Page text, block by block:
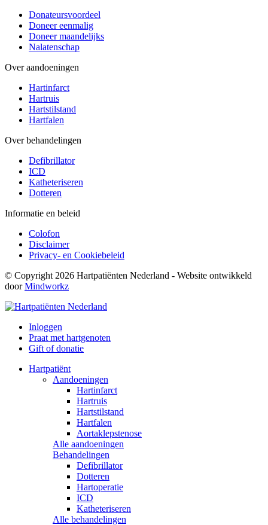
Donateursvoordeel
Doneer eenmalig
Doneer maandelijks
Nalatenschap
Over aandoeningen
Hartinfarct
Hartruis
Hartstilstand
Hartfalen
Over behandelingen
Defibrillator
ICD
Katheteriseren
Dotteren
Informatie en beleid
Colofon
Disclaimer
Privacy- en Cookiebeleid
© Copyright 2026 Hartpatiënten Nederland - Website ontwikkeld
doorMindworkz
Inloggen
Praat met hartgenoten
Gift of donatie
Hartpatiënt
Aandoeningen
Hartinfarct
Hartruis
Hartstilstand
Hartfalen
Aortaklepstenose
Alle aandoeningen
Behandelingen
Defibrillator
Dotteren
Hartoperatie
ICD
Katheteriseren
Alle behandelingen